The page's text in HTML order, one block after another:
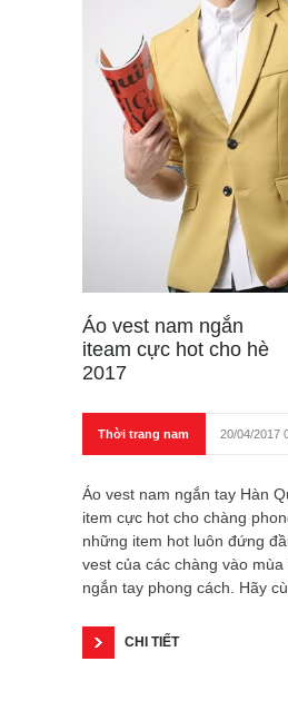
Áo vest nam ngắn
iteam cực hot cho hè
2017
Thời trang nam 20/04/2017
Áo vest nam ngắn tay Hàn
item cực hot cho chàng
những item hot luôn đứng
vest của các chàng vào
ngắn tay phong cách. Hãy
CHI TIẾT